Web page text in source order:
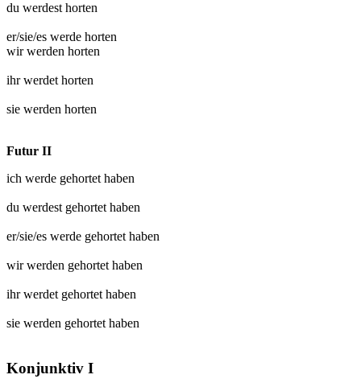
du werdest horten
er/sie/es werde horten
wir werden horten
ihr werdet horten
sie werden horten
Futur II
ich werde gehortet haben
du werdest gehortet haben
er/sie/es werde gehortet haben
wir werden gehortet haben
ihr werdet gehortet haben
sie werden gehortet haben
Konjunktiv I